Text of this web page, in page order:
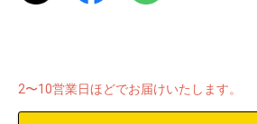
2〜10営業日ほどでお届けいたします。